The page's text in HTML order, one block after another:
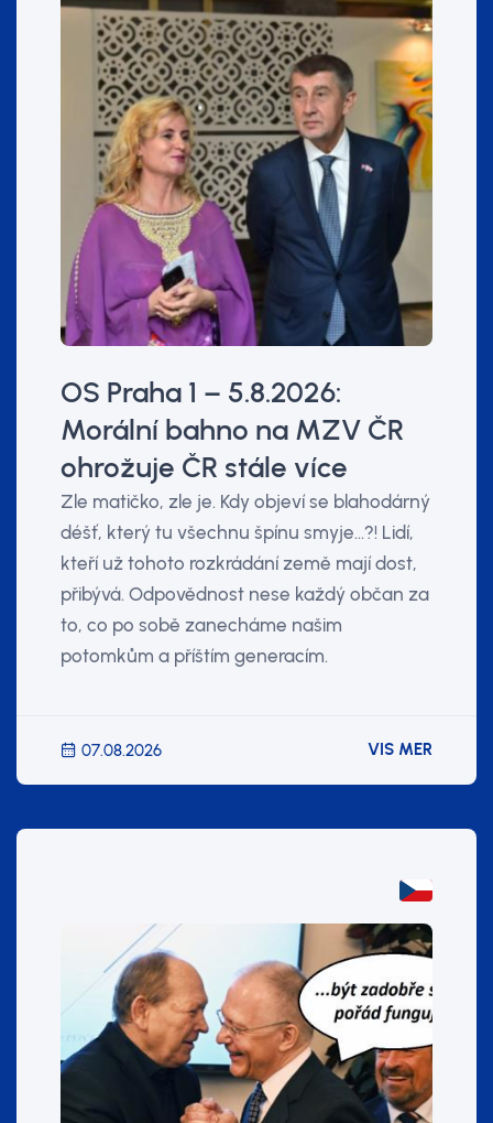
OS Praha 1 – 5.8.2026:
Morální bahno na MZV ČR
ohrožuje ČR stále více
Zle matičko, zle je. Kdy objeví se blahodárný
déšť, který tu všechnu špínu smyje…?! Lidí,
kteří už tohoto rozkrádání země mají dost,
přibývá. Odpovědnost nese každý občan za
to, co po sobě zanecháme našim
potomkům a příštím generacím.
07.08.2026 VIS MER